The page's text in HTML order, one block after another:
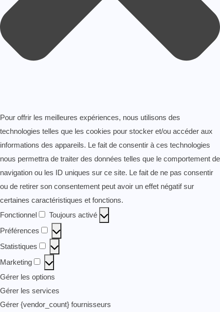
Pour offrir les meilleures expériences, nous utilisons des
technologies telles que les cookies pour stocker et/ou accéder aux
informations des appareils. Le fait de consentir à ces technologies
nous permettra de traiter des données telles que le comportement de
navigation ou les ID uniques sur ce site. Le fait de ne pas consentir
ou de retirer son consentement peut avoir un effet négatif sur
certaines caractéristiques et fonctions.
Fonctionnel
Fonctionnel
Toujours activé
Préférences
Préférences
Statistiques
Statistiques
Marketing
Marketing
Gérer les options
Gérer les services
Gérer {vendor_count} fournisseurs